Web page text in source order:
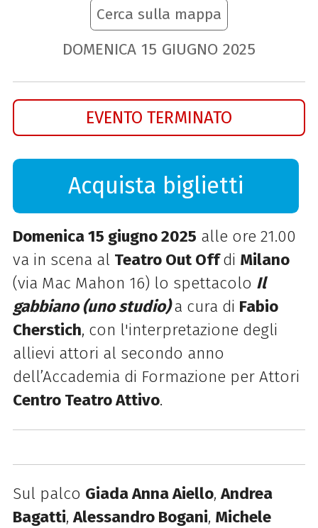
Cerca sulla mappa
DOMENICA 15 GIUGNO 2025
EVENTO TERMINATO
Acquista biglietti
Domenica 15 giugno 2025 alle ore 21.00
va in scena al Teatro Out Off di Milano
(via Mac Mahon 16) lo spettacolo Il
gabbiano (uno studio)a cura di Fabio
Cherstich, con l'interpretazione degli
allievi attori al secondo anno
dell’Accademia di Formazione per Attori
Centro Teatro Attivo.
Sul palco Giada Anna Aiello,Andrea
Bagatti,Alessandro Bogani, Michele